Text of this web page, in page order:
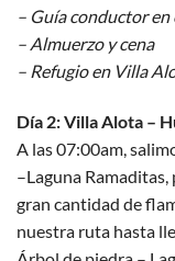
– Guía conductor en
– Almuerzo y cena
– Refugio en Villa
Día 2: Villa Alota –
A las 07:00am,
–Laguna
gran cantidad de
nuestra ruta hasta